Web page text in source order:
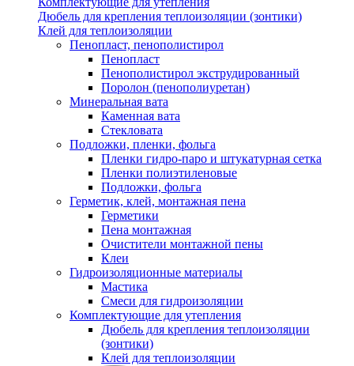
Дюбель для крепления теплоизоляции (зонтики)
Клей для теплоизоляции
Пенопласт, пенополистирол
Пенопласт
Пенополистирол экструдированный
Поролон (пенополиуретан)
Минеральная вата
Каменная вата
Стекловата
Подложки, пленки, фольга
Пленки гидро-паро и штукатурная сетка
Пленки полиэтиленовые
Подложки, фольга
Герметик, клей, монтажная пена
Герметики
Пена монтажная
Очистители монтажной пены
Клеи
Гидроизоляционные материалы
Мастика
Смеси для гидроизоляции
Комплектующие для утепления
Дюбель для крепления теплоизоляции
(зонтики)
Клей для теплоизоляции